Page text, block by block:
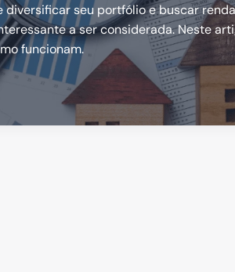
seu portfólio e buscar
a ser considerada. Neste
funcionam.